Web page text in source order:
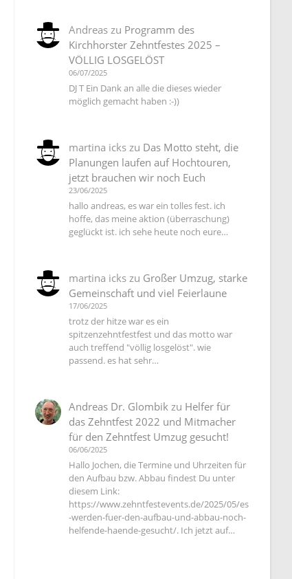
Andreas zu Programm des
Kirchhorster Zehntfestes 2025 –
VÖLLIG LOSGELÖST
06/07/2025
DJ T Ein Dank an alle die dieses wieder
möglich gemacht haben :-))
martina icks zu Das Motto steht, die
Planungen laufen auf Hochtouren,
jetzt brauchen wir noch Euch
23/06/2025
hallo andreas, es war ein tolles fest. ich
hoffe, das meine aktion (überraschung)
geglückt ist. ich sehe heute noch eure…
martina icks zu Großer Umzug, starke
Gemeinschaft und viel Feierlaune
17/06/2025
trotz der hitze war es ein
spitzenzehntfestfest und das motto war
auch treffend "völlig losgelöst". wie
passend. es hat sehr…
Andreas Dr. Glombik zu Helfer für
das Zehntfest 2022 und Mitmacher
für den Zehntfest Umzug gesucht!
06/06/2025
Hallo Jochen, die Termine und Uhrzeiten für
den Aufbau bzw. Abbau findest Du unter
diesem Link:
https://www.zehntfestevents.de/2025/05/es
-werden-fuer-den-aufbau-und-abbau-noch-
helfende-haende-gesucht/. Ich jetzt auf…